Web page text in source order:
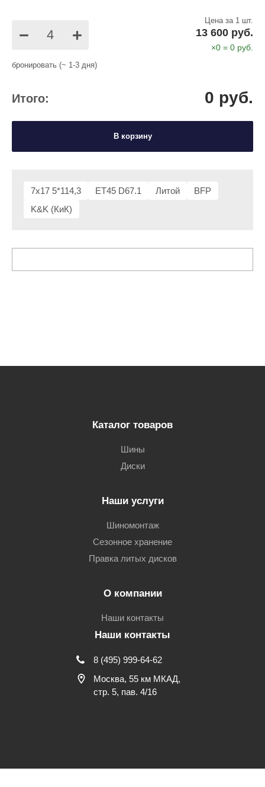
7x17 5*114,3 ET45 D67.1 Литой
BFP
K&K (КиК)
− +
Цена за 1 шт.
13 600 руб.
×0 = 0 руб.
бронировать (~ 1-3 дня)
Итого: 0 руб.
В корзину
Каталог товаров
Шины
Диски
Наши услуги
Шиномонтаж
Сезонное хранение
Правка литых дисков
О компании
Наши контакты
Наши контакты
8 (495) 999-64-62
Москва, 55 км МКАД,
стр. 5, пав. 4/16